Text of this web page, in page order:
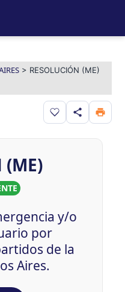
> RESOLUCIÓN (ME)
Guardar en
(ME)
y/o
por
de la
Aires.